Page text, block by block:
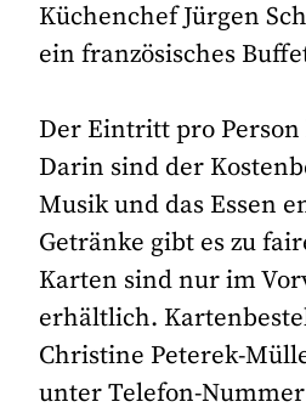
Küchenchef Jürgen
ein französisches
Der Eintritt pro Person
Darin sind der
Musik und das Essen
Getränke gibt es zu
Karten sind nur im
erhältlich.
Christine Peterek-
unter Telefon-Nummer